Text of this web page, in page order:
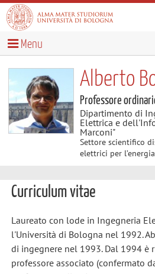
Menu
Alberto
Professore
Dipartimento di
Elettrica e
Marconi"
Settore scientifico
elettrici per l’energia
Curriculum vitae
Laureato con lode in Ingegneria
l'Università di Bologna nel 1992.
di ingegnere nel 1993. Dal 1994 è
professore associato (confermato